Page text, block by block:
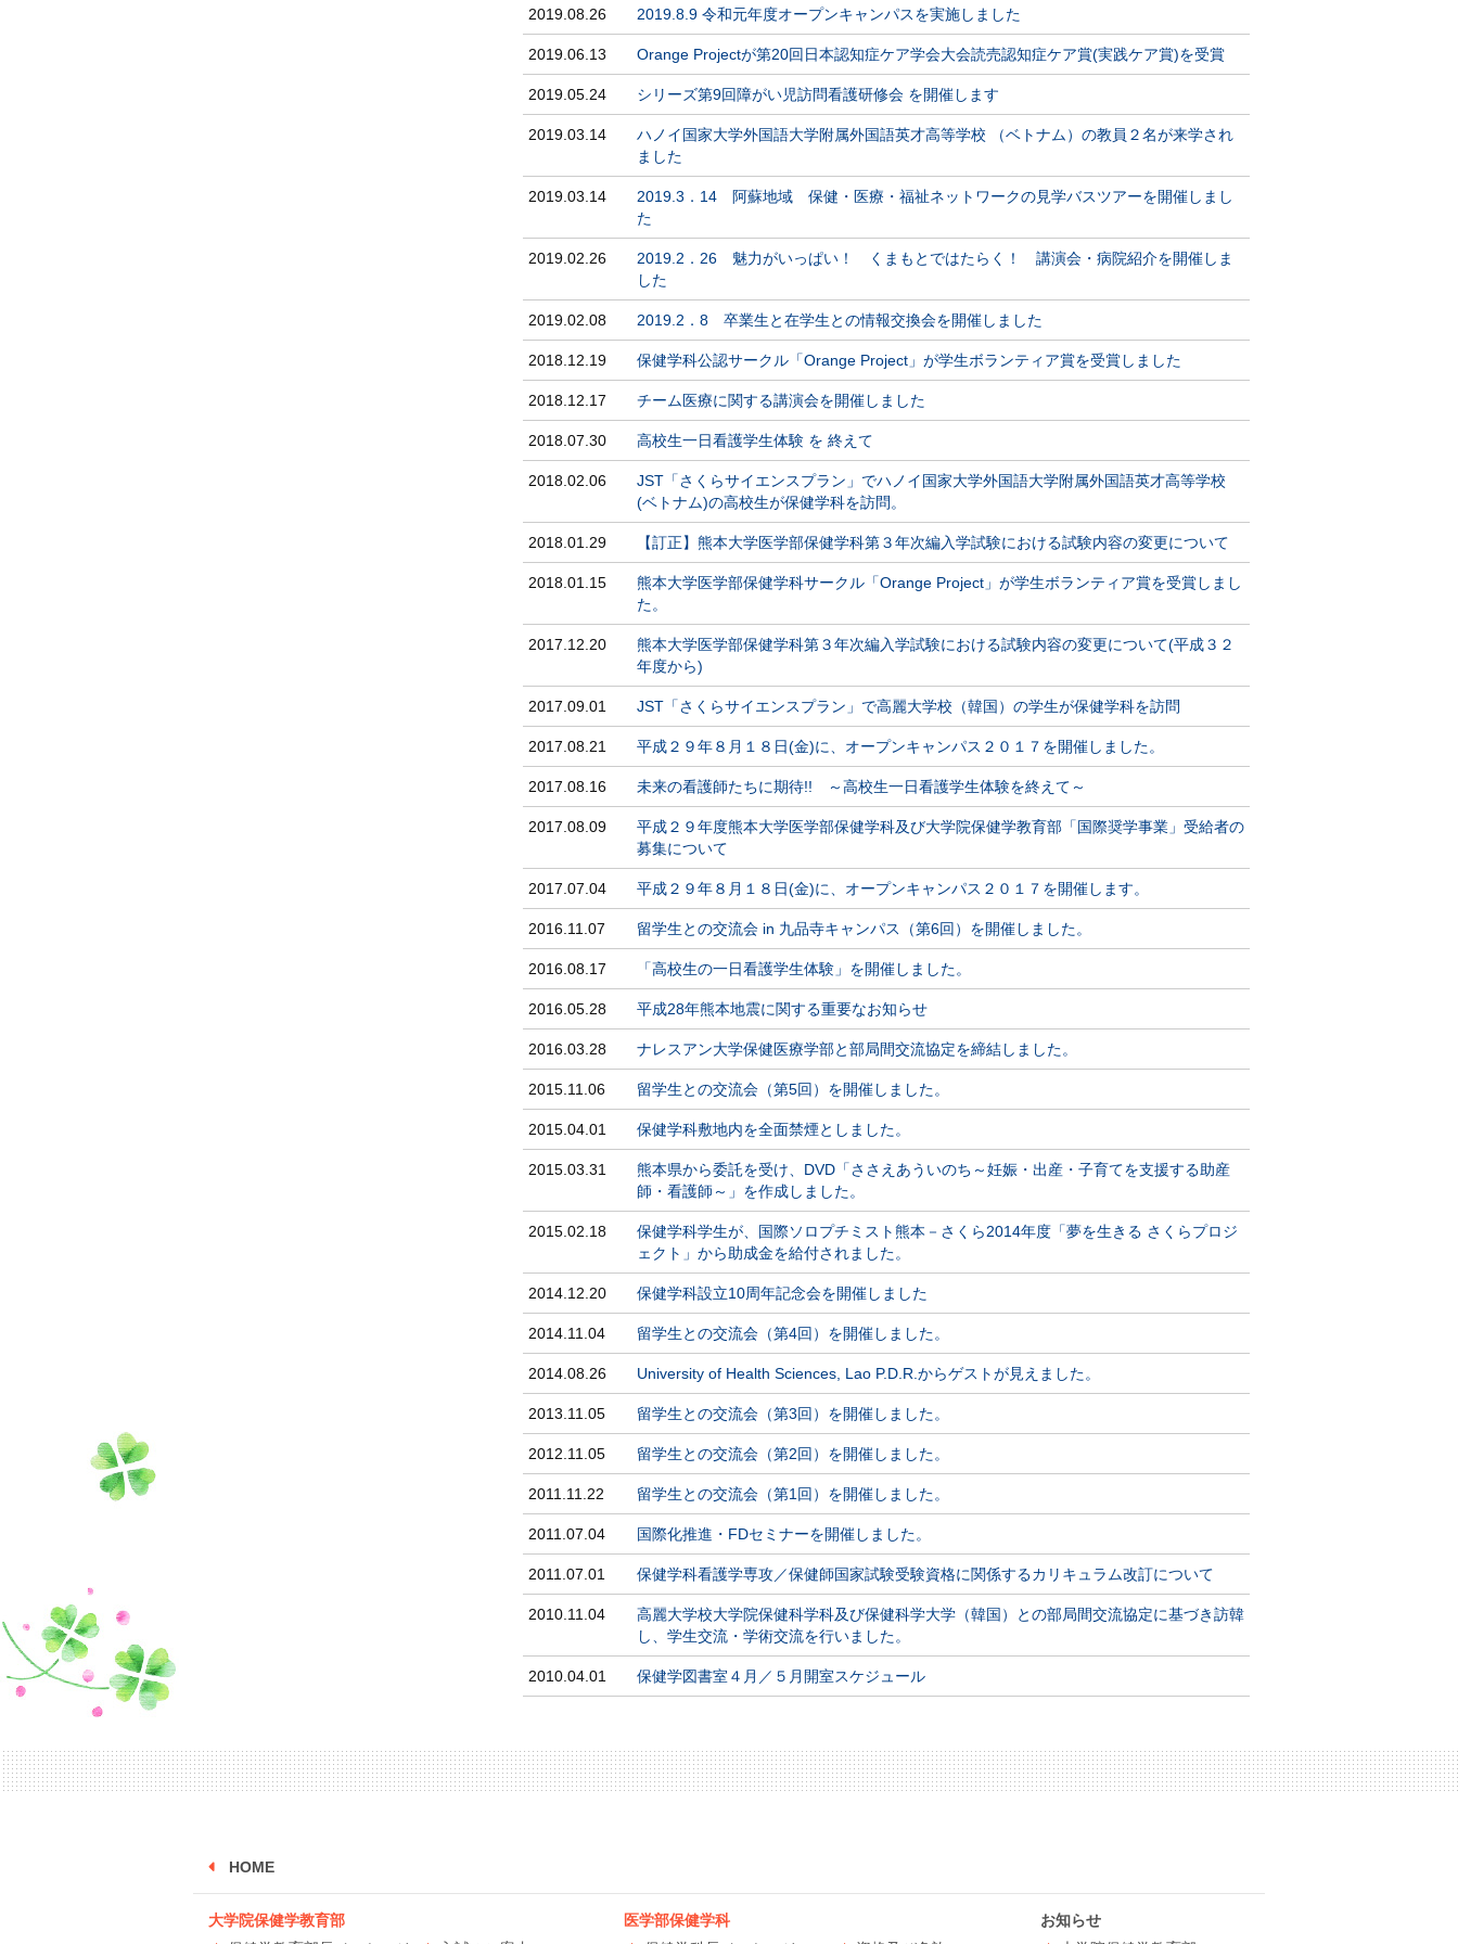
2019.08.26 2019.8.9 令和元年度オープンキャンパスを実施しました
2019.06.13 Orange Projectが第20回日本認知症ケア学会大会読売認知症ケア賞(実践ケア賞)を受賞
2019.05.24 シリーズ第9回障がい児訪問看護研修会 を開催します
2019.03.14
ハノイ国家大学外国語大学附属外国語英才高等学校 （ベトナム）の教員２名が来学され
ました
2019.03.14
2019.3．14 阿蘇地域 保健・医療・福祉ネットワークの見学バスツアーを開催しまし
た
2019.02.26
2019.2．26 魅力がいっぱい！ くまもとではたらく！ 講演会・病院紹介を開催しま
した
2019.02.08 2019.2．8 卒業生と在学生との情報交換会を開催しました
2018.12.19 保健学科公認サークル「Orange Project」が学生ボランティア賞を受賞しました
2018.12.17 チーム医療に関する講演会を開催しました
2018.07.30 高校生一日看護学生体験 を 終えて
2018.02.06
JST「さくらサイエンスプラン」でハノイ国家大学外国語大学附属外国語英才高等学校
(ベトナム)の高校生が保健学科を訪問。
2018.01.29 【訂正】熊本大学医学部保健学科第３年次編入学試験における試験内容の変更について
2018.01.15
熊本大学医学部保健学科サークル「Orange Project」が学生ボランティア賞を受賞しまし
た。
2017.12.20
熊本大学医学部保健学科第３年次編入学試験における試験内容の変更について(平成３２
年度から)
2017.09.01 JST「さくらサイエンスプラン」で高麗大学校（韓国）の学生が保健学科を訪問
2017.08.21 平成２９年８月１８日(金)に、オープンキャンパス２０１７を開催しました。
2017.08.16 未来の看護師たちに期待!! ～高校生一日看護学生体験を終えて～
2017.08.09
平成２９年度熊本大学医学部保健学科及び大学院保健学教育部「国際奨学事業」受給者の
募集について
2017.07.04 平成２９年８月１８日(金)に、オープンキャンパス２０１７を開催します。
2016.11.07 留学生との交流会 in 九品寺キャンパス（第6回）を開催しました。
2016.08.17 「高校生の一日看護学生体験」を開催しました。
2016.05.28 平成28年熊本地震に関する重要なお知らせ
2016.03.28 ナレスアン大学保健医療学部と部局間交流協定を締結しました。
2015.11.06 留学生との交流会（第5回）を開催しました。
2015.04.01 保健学科敷地内を全面禁煙としました。
2015.03.31
熊本県から委託を受け、DVD「ささえあういのち～妊娠・出産・子育てを支援する助産
師・看護師～」を作成しました。
2015.02.18
保健学科学生が、国際ソロプチミスト熊本－さくら2014年度「夢を生きる さくらプロジ
ェクト」から助成金を給付されました。
2014.12.20 保健学科設立10周年記念会を開催しました
2014.11.04 留学生との交流会（第4回）を開催しました。
2014.08.26 University of Health Sciences, Lao P.D.R.からゲストが見えました。
2013.11.05 留学生との交流会（第3回）を開催しました。
2012.11.05 留学生との交流会（第2回）を開催しました。
2011.11.22 留学生との交流会（第1回）を開催しました。
2011.07.04 国際化推進・FDセミナーを開催しました。
2011.07.01 保健学科看護学専攻／保健師国家試験受験資格に関係するカリキュラム改訂について
2010.11.04
高麗大学校大学院保健科学科及び保健科学大学（韓国）との部局間交流協定に基づき訪韓
し、学生交流・学術交流を行いました。
2010.04.01 保健学図書室４月／５月開室スケジュール
HOME
大学院保健学教育部
医学部保健学科
お知らせ